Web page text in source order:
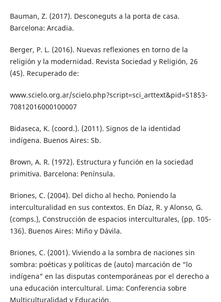
Bauman, Z. (2017). Desconeguts a la porta de casa.
Barcelona: Arcadia.
Berger, P. L. (2016). Nuevas reflexiones en torno de la
religión y la modernidad. Revista Sociedad y Religión, 26
(45). Recuperado de:
www.scielo.org.ar/scielo.php?script=sci_arttext&pid=S1853-
70812016000100007
Bidaseca, K. (coord.). (2011). Signos de la identidad
indígena. Buenos Aires: Sb.
Brown, A. R. (1972). Estructura y función en la sociedad
primitiva. Barcelona: Península.
Briones, C. (2004). Del dicho al hecho. Poniendo la
interculturalidad en sus contextos. En Díaz, R. y Alonso, G.
(comps.), Construcción de espacios interculturales, (pp. 105-
136). Buenos Aires: Miño y Dávila.
Briones, C. (2001). Viviendo a la sombra de naciones sin
sombra: poéticas y políticas de (auto) marcación de “lo
indígena" en las disputas contemporáneas por el derecho a
una educación intercultural. Lima: Conferencia sobre
Multiculturalidad y Educación.